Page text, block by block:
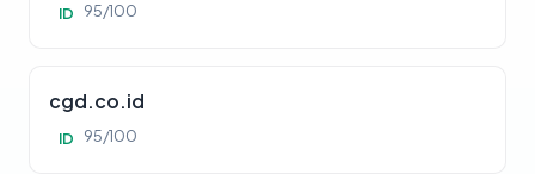
ID 95/100
cgd.co.id
ID 95/100